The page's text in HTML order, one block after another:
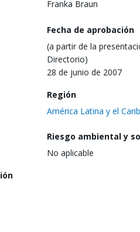
Franka Braun
Fecha de aprobación
(a partir de la
Directorio)
28 de junio de 2007
Región
América Latina y el
Riesgo ambiental y
No aplicable